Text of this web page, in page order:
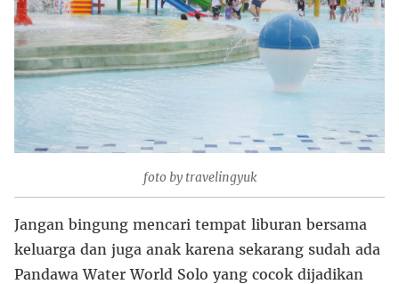
foto by travelingyuk
Jangan bingung mencari tempat liburan bersama
keluarga dan juga anak karena sekarang sudah ada
Pandawa Water World Solo yang cocok dijadikan